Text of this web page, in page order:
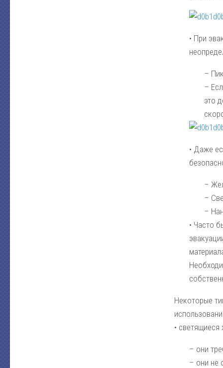
• При
–
–
это
• Даже
–
–
–
• Часто
Некоторые
•
– они
– они не